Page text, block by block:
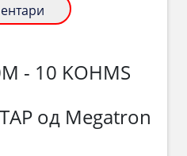
- 10 KOHMS
од Megatron